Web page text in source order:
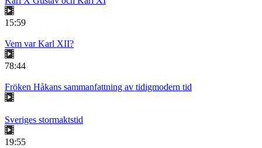
15:59
Vem var Karl XII?
78:44
Fröken Håkans sammanfattning av tidigmodern tid
Sveriges stormaktstid
19:55